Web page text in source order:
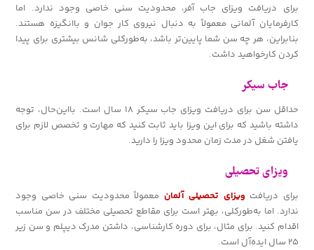
برای دریافت ویزای جاب آفر، محدودیت سنی خاصی وجود ندارد. اما
کارفرمایان آلمانی معمولاً به دنبال نیروی کار جوان و باانگیزه هستند.
بنابراین، هر چه سن شما پایین‌تر باشد، به‌طورکلی شانس بیشتری برای پیدا
کردن کارخواهید داشت.
جاب سیکر
حداقل سن برای دریافت ویزای جاب سیکر ۱۸ سال است. بااین‌حال، توجه
داشته باشید که برای این ویزا باید ثابت کنید که مهارت و تخصص لازم برای
یافتن شغل در مدت زمان محدود ویزا را دارید.
ویزای تحصیلی
برای دریافت ویزای تحصیلی آلمان معمولاً محدودیت سنی خاصی وجود
ندارد. اما به‌طورکلی، بهتر است برای مقاطع تحصیلی مختلف در سن مناسب
اقدام کنید. برای مثال، برای دوره کارشناسی، داشتن مدرک دیپلم و سن زیر
۲۵ سال ایده‌آل است.